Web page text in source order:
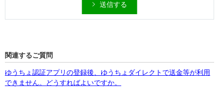
送信する
関連するご質問
ゆうちょ認証アプリの登録後、ゆうちょダイレクトで送金等が利用
できません。どうすればよいですか。